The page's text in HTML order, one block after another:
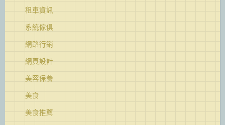
租車資訊
系統傢俱
網路行銷
網頁設計
美容保養
美食
美食推薦